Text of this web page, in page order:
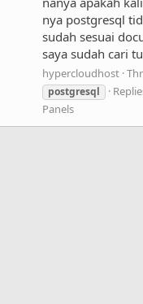
nya postgresql
sudah sesuai
saya sudah cari
hypercloudhost
postgresql
Panels